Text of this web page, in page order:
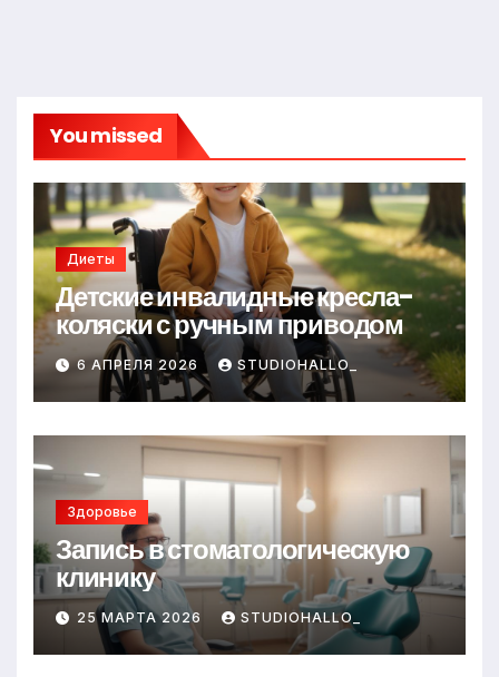
You missed
Диеты
Детские инвалидные кресла-
коляски с ручным приводом
6 АПРЕЛЯ 2026 STUDIOHALLO_
Здоровье
Запись в стоматологическую
клинику
25 МАРТА 2026 STUDIOHALLO_